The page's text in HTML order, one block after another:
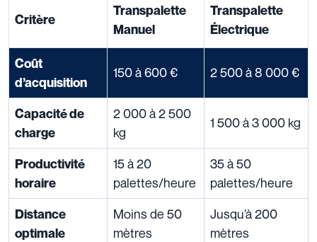
Critère
Transpalette
Manuel
Transpalette
Électrique
Coût
d’acquisition
150 à 600 € 2 500 à 8 000 €
Capacité de
charge
2 000 à 2 500
kg
1 500 à 3 000 kg
Productivité
horaire
15 à 20
palettes/heure
35 à 50
palettes/heure
Distance
optimale
Moins de 50
mètres
Jusqu’à 200
mètres